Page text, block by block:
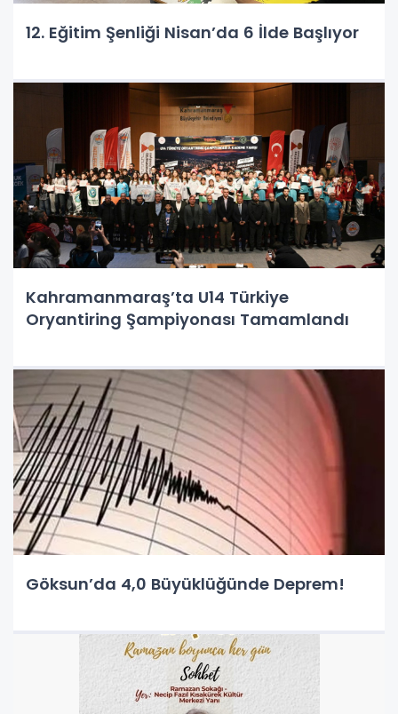
12. Eğitim Şenliği Nisan’da 6 İlde Başlıyor
Kahramanmaraş’ta U14 Türkiye
Oryantiring Şampiyonası Tamamlandı
Göksun’da 4,0 Büyüklüğünde Deprem!